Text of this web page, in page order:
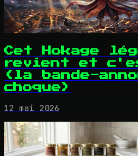
Cet Hokage
revient et
(la bande-
choque)
12 mai 2026